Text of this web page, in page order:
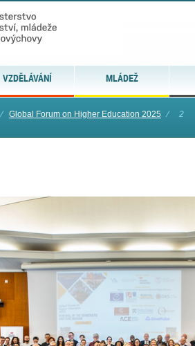
VZDĚLÁVÁNÍ MLÁDEŽ
⁄ Global Forum on Higher Education 2025 ⁄ 2